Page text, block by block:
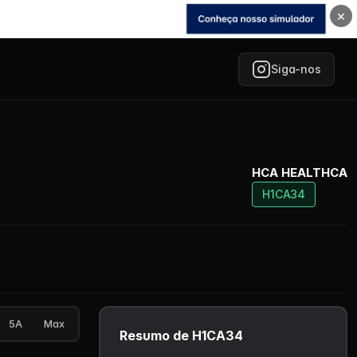
×
Siga-nos
HCA HEALTHCA
H1CA34
5A Max
Resumo de H1CA34